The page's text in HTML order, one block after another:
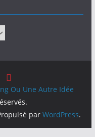
Ou Une Autre Idée
parWordPress.